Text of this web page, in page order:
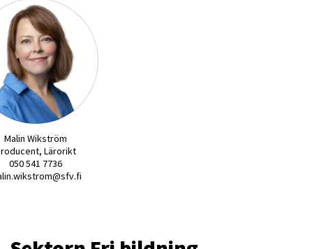
Malin Wikström
Lärorikt
050 541 7736